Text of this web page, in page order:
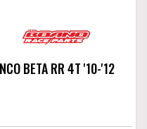
BETA RR 4T '10-'12